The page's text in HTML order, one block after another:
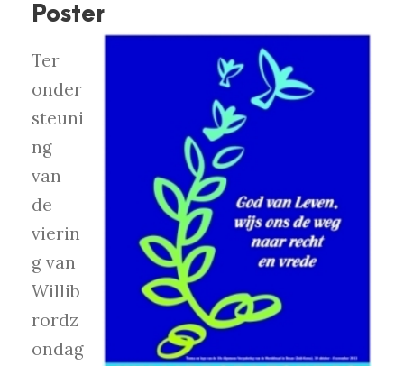
Poster
Ter
onder
steuni
ng
van
de
vierin
g van
Willib
rordz
ondag